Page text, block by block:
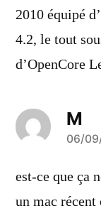
2010 équipé
4.2, le tout
d’OpenCore
M
a
dit :
06/
est-ce que ça
un mac